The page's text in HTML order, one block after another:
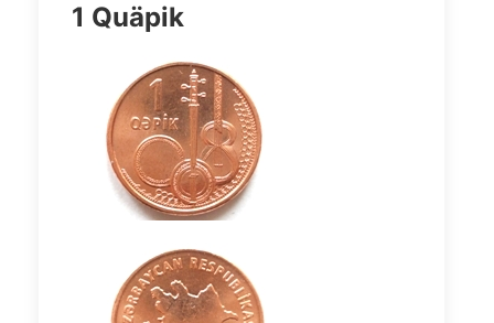
1 Quäpik